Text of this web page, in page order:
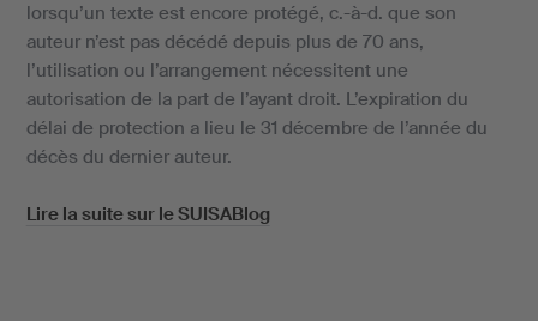
lorsqu’un texte est encore protégé, c.-à-d. que son
auteur n’est pas décédé depuis plus de 70 ans,
l’utilisation ou l’arrangement nécessitent une
autorisation de la part de l’ayant droit. L’expiration du
délai de protection a lieu le 31 décembre de l’année du
décès du dernier auteur.
Lire la suite sur le SUISABlog